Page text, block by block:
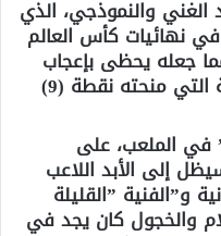
الغني والنموذجي، الذي
حمل الرقم (6) وكان سنة 1986 في نهائيات كأس العالم
جعله يحظى بإعجاب
وتقدير الصحافة الرياضية الدولية التي منحته نقطة (9)
الملعب، على
إلى الأبد اللاعب
و”الفنية ”القليلة
والخجول كان يجد في